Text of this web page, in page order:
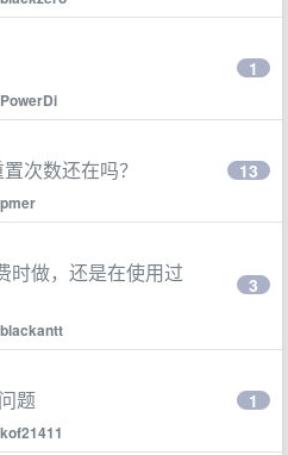
PowerDi
1
次数还在吗？
pmer
13
时做，还是在使用过
blackantt
3
题
kof21411
1